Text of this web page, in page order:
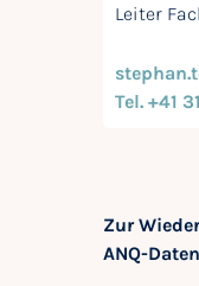
Leiter
Tel. +41
Zur
ANQ-Daten